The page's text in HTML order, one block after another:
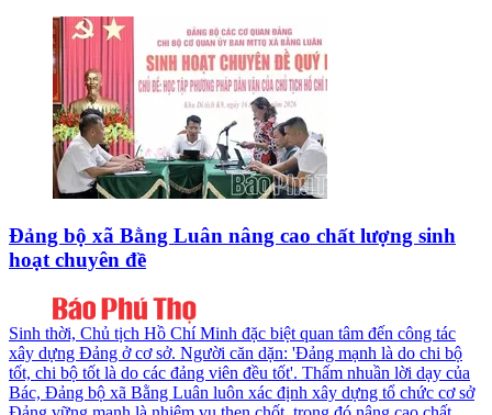
Đảng bộ xã Bằng Luân nâng cao chất lượng sinh
hoạt chuyên đề
Sinh thời, Chủ tịch Hồ Chí Minh đặc biệt quan tâm đến công tác
xây dựng Đảng ở cơ sở. Người căn dặn: 'Đảng mạnh là do chi bộ
tốt, chi bộ tốt là do các đảng viên đều tốt'. Thấm nhuần lời dạy của
Bác, Đảng bộ xã Bằng Luân luôn xác định xây dựng tổ chức cơ sở